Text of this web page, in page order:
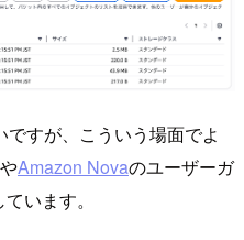
すが、こういう場面でよ
やAmazon Novaのユーザーガ
います。